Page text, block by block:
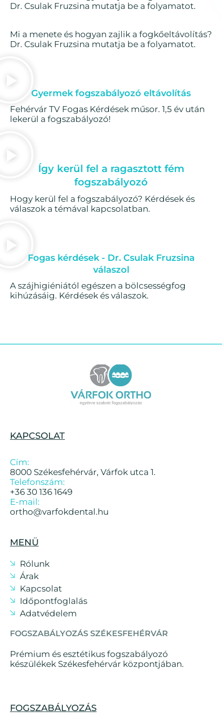
á
t
z
Dr. Csulak Fruzsina mutatja be a folyamatot.
Mi a menete és hogyan zajlik a fogkőeltávolítás?
Dr. Csulak Fruzsina mutatja be a folyamatot.
Gyermek fogszabályozó eltávolítás
Fehérvár TV Fogas Kérdések műsor. 1,5 év után
lekerül a fogszabályozó!
Így kerül fel a ragasztott fém
fogszabályozó
Hogy kerül fel a fogszabályozó? Kérdések és
válaszok a témával kapcsolatban.
Fogas kérdések - Dr. Csulak Fruzsina
válaszol
A szájhigiéniától egészen a bölcsességfog
kihúzásáig. Kérdések és válaszok.
KAPCSOLAT
Cím:
8000 Székesfehérvár, Várfok utca 1.
Telefonszám:
+36 30 136 1649
E-mail:
ortho@varfokdental.hu
MENÜ
Rólunk
Árak
Kapcsolat
Időpontfoglalás
Adatvédelem
FOGSZABÁLYOZÁS SZÉKESFEHÉRVÁR
Prémium és esztétikus fogszabályozó
készülékek Székesfehérvár központjában.
FOGSZABÁLYOZÁS